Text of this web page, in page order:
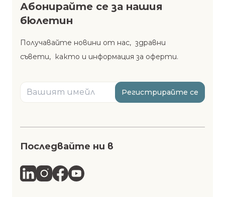
Абонирайте се за нашия
бюлетин
Получавайте новини от нас, здравни
съвети, както и информация за оферти.
Регистрирайте се
Последвайте ни в